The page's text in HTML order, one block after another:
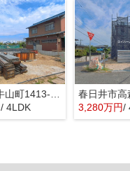
春日井市牛山町1413-8『仲介料無料』新築戸建て
/ 4LDK 3,280万円/